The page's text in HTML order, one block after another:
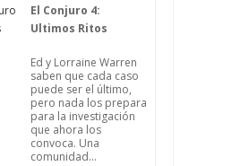
El Conjuro 4:
Ultimos Ritos
Ed y Lorraine Warren
saben que cada caso
puede ser el último,
pero nada los prepara
para la investigación
que ahora los
convoca. Una
comunidad...